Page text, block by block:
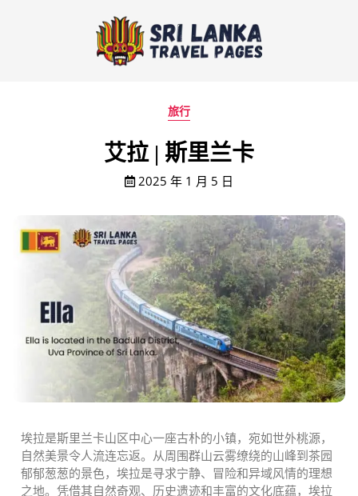
旅行
艾拉 | 斯里兰卡
2025 年 1 月 5 日
埃拉是斯里兰卡山区中心一座古朴的小镇，宛如世外桃源，
自然美景令人流连忘返。从周围群山云雾缭绕的山峰到茶园
郁郁葱葱的景色，埃拉是寻求宁静、冒险和异域风情的理想
之地。凭借其自然奇观、历史遗迹和丰富的文化底蕴，埃拉